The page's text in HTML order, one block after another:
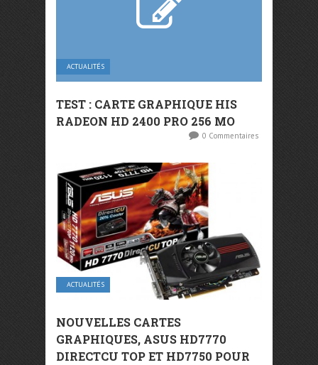
ACTUALITÉS
TEST : CARTE GRAPHIQUE HIS
RADEON HD 2400 PRO 256 MO
0 Commentaires
ACTUALITÉS
NOUVELLES CARTES
GRAPHIQUES, ASUS HD7770
DIRECTCU TOP ET HD7750 POUR